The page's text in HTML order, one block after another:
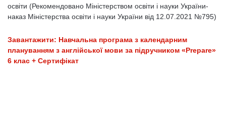
освіти (Рекомендовано Міністерством освіти і науки України-
наказ Міністерства освіти і науки України від 12.07.2021 №795)
Завантажити: Навчальна програма з календарним
плануванням з англійської мови за підручником «Prepare»
6 клас + Сертифікат